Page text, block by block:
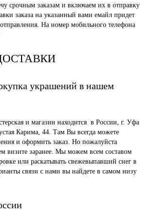
срочным заказам и включаем их в отправку
заказа на указанный вами емайл придет
На номер мобильного телефона
украшений в нашем
и магазин находится в России, г. Уфа
Карима, 44. Там Вы всегда можете
и оформить заказ. Но пожалуйста
визите заранее. Мы можем всем составом
или раскатывать свежевыпавший снег в
связи с нами вы найдете в самом низу